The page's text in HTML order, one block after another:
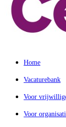
Home
Vacaturebank
Voor
Voor